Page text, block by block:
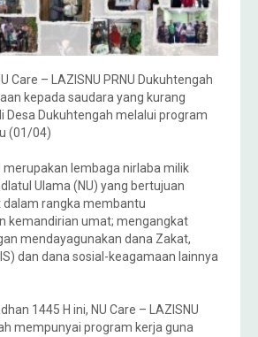
Care – LAZISNU PRNU Dukuhtengah
kepada saudara yang kurang
Dukuhtengah melalui program
(01/04)
merupakan lembaga nirlaba milik
Ulama (NU) yang bertujuan
rangka membantu
kemandirian umat; mengangkat
mendayagunakan dana Zakat,
dan dana sosial-keagamaan lainnya
1445 H ini, NU Care – LAZISNU
mempunyai program kerja guna